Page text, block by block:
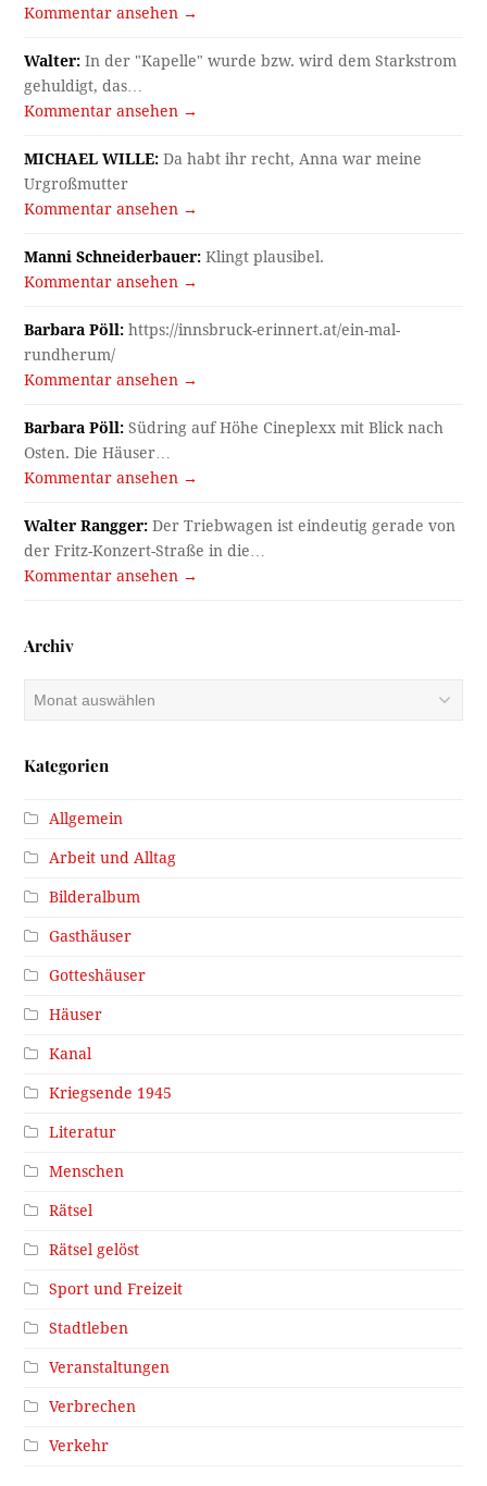
Kommentar ansehen →
Walter: In der "Kapelle" wurde bzw. wird dem Starkstrom
gehuldigt, das…
Kommentar ansehen →
MICHAEL WILLE: Da habt ihr recht, Anna war meine
Urgroßmutter
Kommentar ansehen →
Manni Schneiderbauer: Klingt plausibel.
Kommentar ansehen →
Barbara Pöll: https://innsbruck-erinnert.at/ein-mal-
rundherum/
Kommentar ansehen →
Barbara Pöll: Südring auf Höhe Cineplexx mit Blick nach
Osten. Die Häuser…
Kommentar ansehen →
Walter Rangger: Der Triebwagen ist eindeutig gerade von
der Fritz-Konzert-Straße in die…
Kommentar ansehen →
Archiv
Kategorien
Allgemein
Arbeit und Alltag
Bilderalbum
Gasthäuser
Gotteshäuser
Häuser
Kanal
Kriegsende 1945
Literatur
Menschen
Rätsel
Rätsel gelöst
Sport und Freizeit
Stadtleben
Veranstaltungen
Verbrechen
Verkehr